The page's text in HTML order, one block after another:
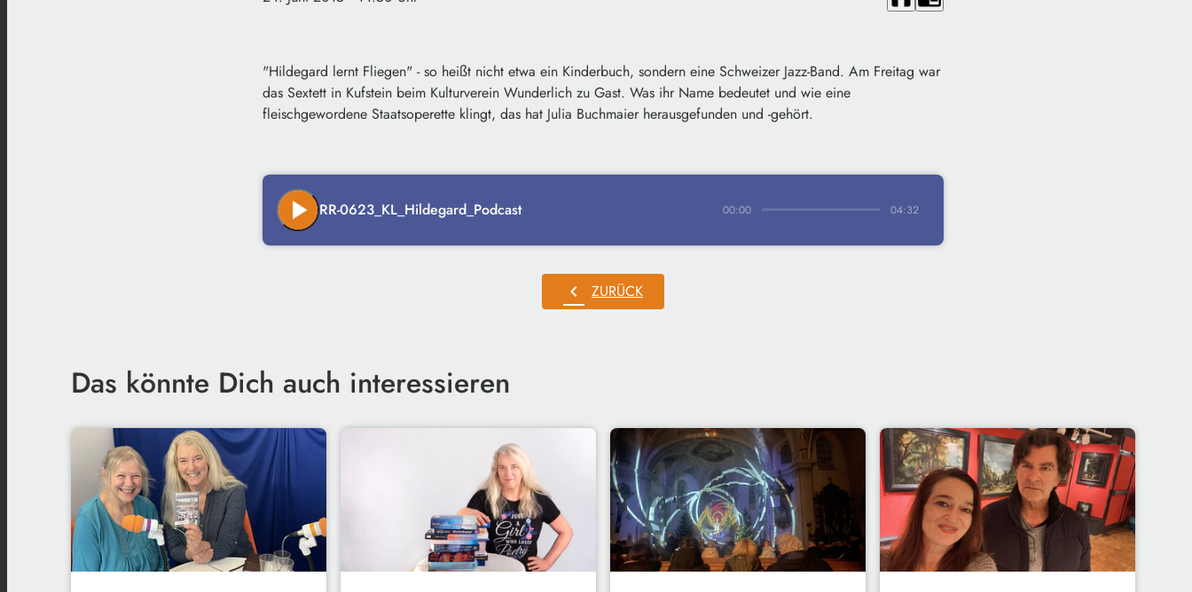
"Hildegard lernt Fliegen" - so heißt nicht etwa ein Kinderbuch, sondern eine Schweizer Jazz-Band. Am Freitag war
das Sextett in Kufstein beim Kulturverein Wunderlich zu Gast. Was ihr Name bedeutet und wie eine
fleischgewordene Staatsoperette klingt, das hat Julia Buchmaier herausgefunden und -gehört.
play_arrow RR-0623_KL_Hildegard_Podcast 00:00 04:32
chevron_left ZURÜCK
Das könnte Dich auch interessieren